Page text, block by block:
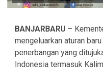
BANJARBARU –
mengeluarkan aturan
penerbangan yang
Indonesia termasuk